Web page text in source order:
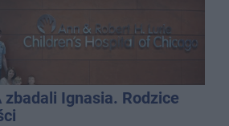
zbadali Ignasia. Rodzice